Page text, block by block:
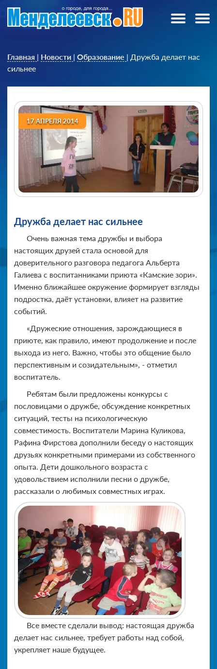
Главная | Новости | Образование | Дружба делает нас
сильнее
17 АПРЕЛЯ 2014
Дружба делает нас сильнее
Очень важная тема дружбы и выбора
настоящих друзей стала основой для
доверительного разговора педагога Альберта
Галиева с воспитанниками приюта «Камские зори».
Именно ближайшее окружение формирует взгляды
подростка, даёт установки, влияет на развитие
событий.
«Дружеские отношения, зарождающиеся в
приюте, как правило, имеют продолжение и после
выхода из него. Важно, чтобы это общение было
перспективным и созидательным», - отметил
воспитатель.
Ребятам были предложены конкурсы с
пословицами о дружбе, обсуждение конкретных
ситуаций, тесты на психологическую
совместимость. Воспитатели Марина Куликова,
Рафина Фирстова дополнили беседу о настоящих
друзьях конкретными примерами из собственного
опыта. Дети дошкольного возраста с
удовольствием исполнили песни о дружбе,
рассказали о любимых совместных играх.
Все вместе сделали вывод: настоящая дружба
делает нас сильнее, требует работы над собой,
укрепляет наше будущее.